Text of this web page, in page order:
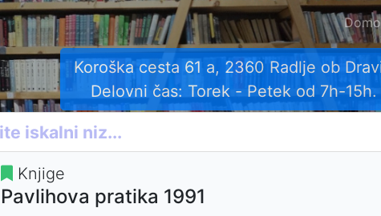
Koroška cesta 61 a, 2360 Radlje ob
Delovni čas: Torek - Petek od 7h-15h.
Knjige
Pavlihova pratika 1991